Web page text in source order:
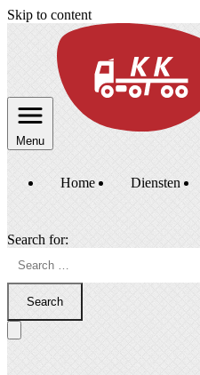
Skip to content
Menu
Home Diensten
Search for:
Search